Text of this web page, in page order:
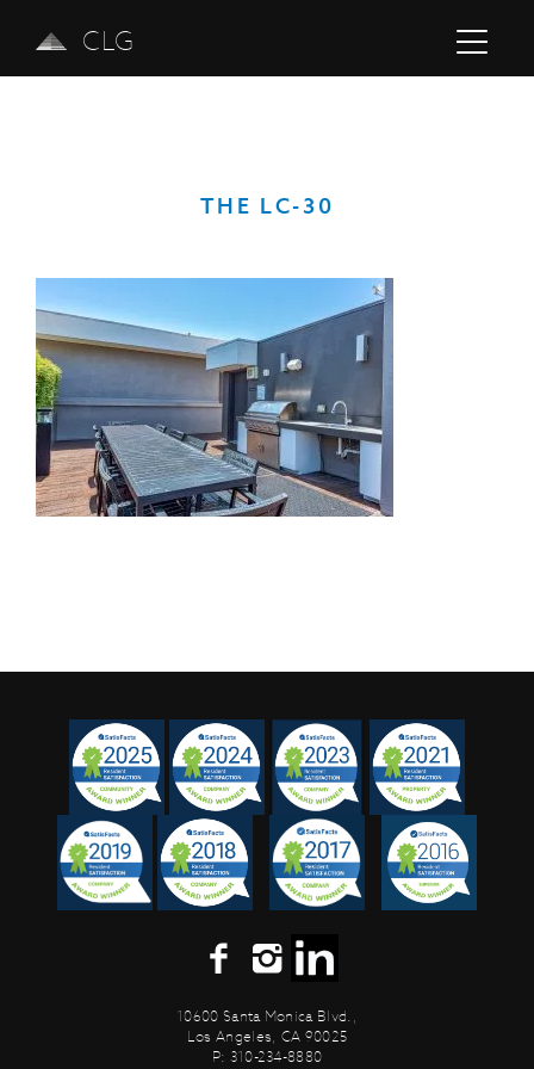
CLG
THE LC-30
10600 Santa Monica Blvd.,
Los Angeles, CA 90025
P: 310-234-8880